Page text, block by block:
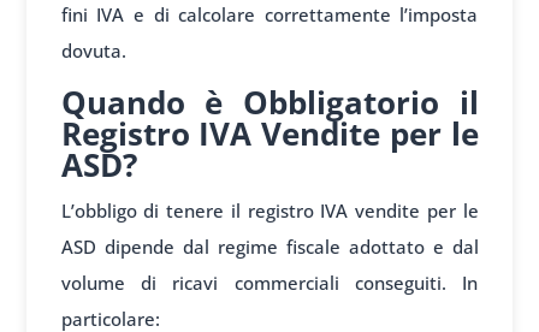
fini IVA e di calcolare correttamente l’imposta
dovuta.
Quando è Obbligatorio il
Registro IVA Vendite per le
ASD?
L’obbligo di tenere il registro IVA vendite per le
ASD dipende dal regime fiscale adottato e dal
volume di ricavi commerciali conseguiti. In
particolare: